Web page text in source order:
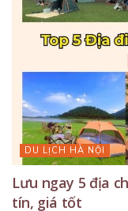
DU LỊCH HÀ NỘI
Lưu ngay 5 địa
tín, giá tốt